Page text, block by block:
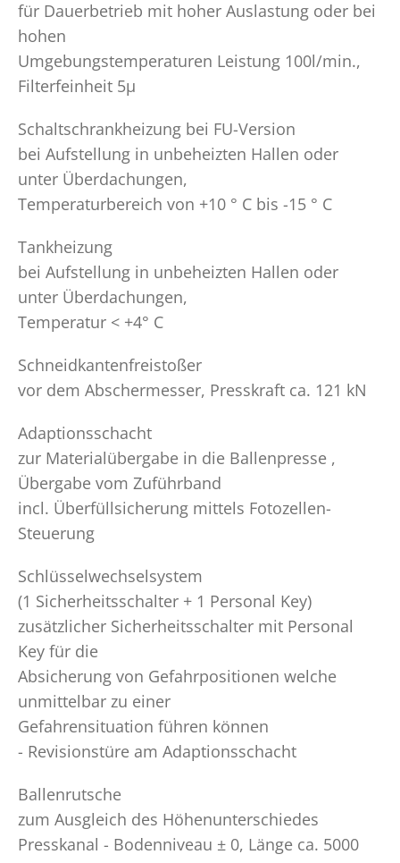
für Dauerbetrieb mit hoher Auslastung oder bei
hohen
Umgebungstemperaturen Leistung 100l/min.,
Filterfeinheit 5µ
Schaltschrankheizung bei FU-Version
bei Aufstellung in unbeheizten Hallen oder
unter Überdachungen,
Temperaturbereich von +10 ° C bis -15 ° C
Tankheizung
bei Aufstellung in unbeheizten Hallen oder
unter Überdachungen,
Temperatur < +4° C
Schneidkantenfreistoßer
vor dem Abschermesser, Presskraft ca. 121 kN
Adaptionsschacht
zur Materialübergabe in die Ballenpresse ,
Übergabe vom Zuführband
incl. Überfüllsicherung mittels Fotozellen-
Steuerung
Schlüsselwechselsystem
(1 Sicherheitsschalter + 1 Personal Key)
zusätzlicher Sicherheitsschalter mit Personal
Key für die
Absicherung von Gefahrpositionen welche
unmittelbar zu einer
Gefahrensituation führen können
- Revisionstüre am Adaptionsschacht
Ballenrutsche
zum Ausgleich des Höhenunterschiedes
Presskanal - Bodenniveau ± 0, Länge ca. 5000